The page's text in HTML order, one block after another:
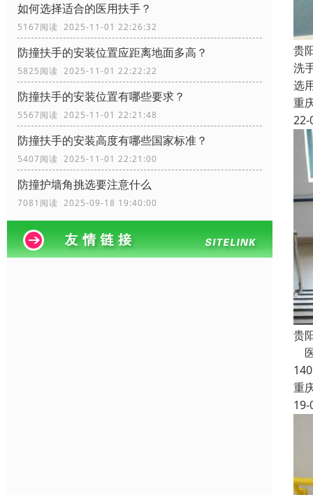
如何选择适合的医用扶手？
5167阅读 2025-11-01 22:26:32
防撞扶手的安装位置应距离地面多高？
5825阅读 2025-11-01 22:22:22
防撞扶手的安装位置有哪些要求？
5567阅读 2025-11-01 22:21:48
防撞扶手的安装高度有哪些国家标准？
5407阅读 2025-11-01 22:21:00
防撞护墙角挑选要注意什么
7081阅读 2025-09-18 19:40:00
贵
洗
选
重
22-
贵
重
19-